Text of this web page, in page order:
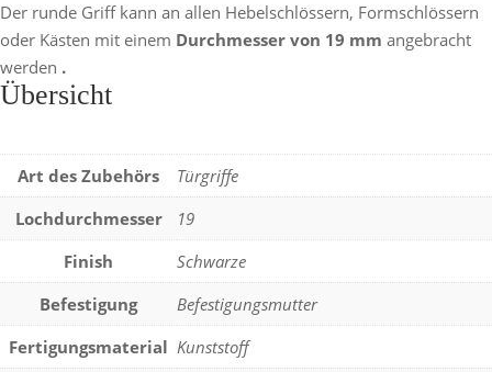
Der runde Griff kann an allen Hebelschlössern, Formschlössern
oder Kästen mit einem Durchmesser von 19 mm angebracht
werden .
Übersicht
Art des Zubehörs
Türgriffe
Lochdurchmesser
19
Finish
Schwarze
Befestigung
Befestigungsmutter
Fertigungsmaterial Kunststoff